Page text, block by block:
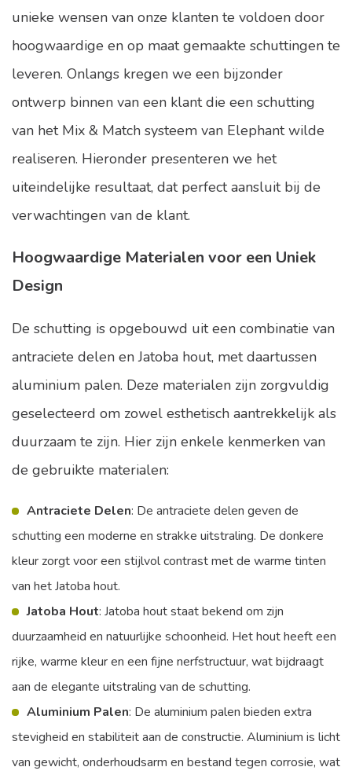
unieke wensen van onze klanten te voldoen door
hoogwaardige en op maat gemaakte schuttingen te
leveren. Onlangs kregen we een bijzonder
ontwerp binnen van een klant die een schutting
van het Mix & Match systeem van Elephant wilde
realiseren. Hieronder presenteren we het
uiteindelijke resultaat, dat perfect aansluit bij de
verwachtingen van de klant.
Hoogwaardige Materialen voor een Uniek
Design
De schutting is opgebouwd uit een combinatie van
antraciete delen en Jatoba hout, met daartussen
aluminium palen. Deze materialen zijn zorgvuldig
geselecteerd om zowel esthetisch aantrekkelijk als
duurzaam te zijn. Hier zijn enkele kenmerken van
de gebruikte materialen:
Antraciete Delen: De antraciete delen geven de
schutting een moderne en strakke uitstraling. De donkere
kleur zorgt voor een stijlvol contrast met de warme tinten
van het Jatoba hout.
Jatoba Hout: Jatoba hout staat bekend om zijn
duurzaamheid en natuurlijke schoonheid. Het hout heeft een
rijke, warme kleur en een fijne nerfstructuur, wat bijdraagt
aan de elegante uitstraling van de schutting.
Aluminium Palen: De aluminium palen bieden extra
stevigheid en stabiliteit aan de constructie. Aluminium is licht
van gewicht, onderhoudsarm en bestand tegen corrosie, wat